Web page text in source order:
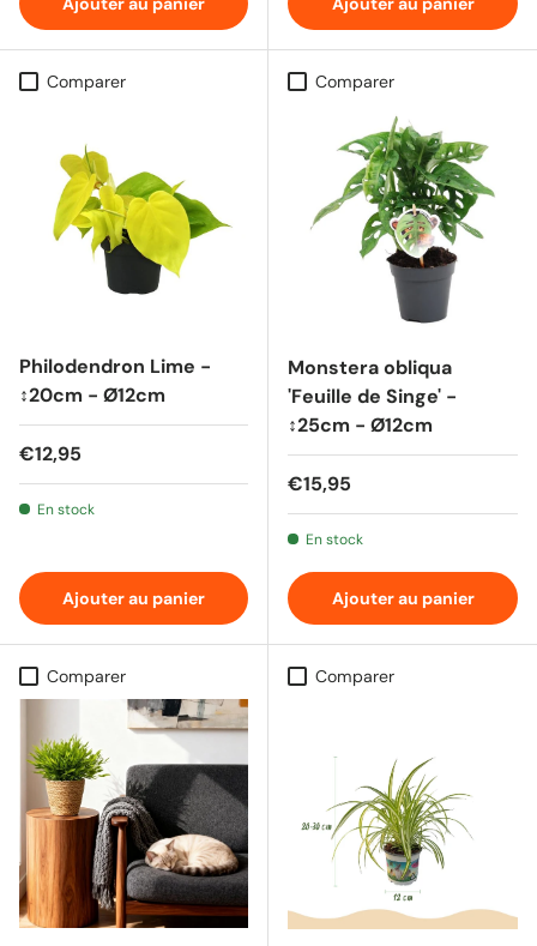
Comparer
Philodendron Lime -
↕20cm - Ø12cm
Prix habituel
€12,95
En stock
Ajouter au panier
Comparer
Monstera obliqua
'Feuille de Singe' -
↕25cm - Ø12cm
Prix habituel
€15,95
En stock
Ajouter au panier
Comparer Comparer